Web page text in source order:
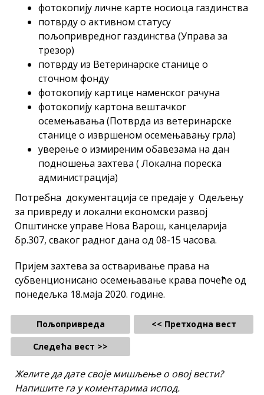
фотокопију личне карте носиоца газдинства
потврду о активном статусу
пољопривредног газдинства (Управа за
трезор)
потврду из Ветеринарске станице о
сточном фонду
фотокопију картице наменског рачуна
фотокопију картона вештачког
осемењавања (Потврда из ветеринарске
станице о извршеном осемењавању грла)
уверење о измиреним обавезама на дан
подношења захтева ( Локална пореска
администрација)
Потребна документација се предаје у Одељењу
за привреду и локални економски развој
Општинске управе Нова Варош, канцеларија
бр.307, сваког радног дана од 08-15 часова.
Пријем захтева за остваривање права на
субвенционисано осемењавање крава почеће од
понедељка 18.маја 2020. године.
Пољопривреда
<< Претходна вест
Следећа вест >>
Желите да дате своје мишљење о овој вести?
Напишите га у коментарима испод.